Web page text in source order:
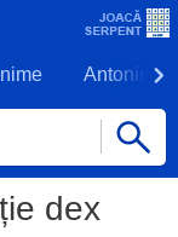
Antonime
dex